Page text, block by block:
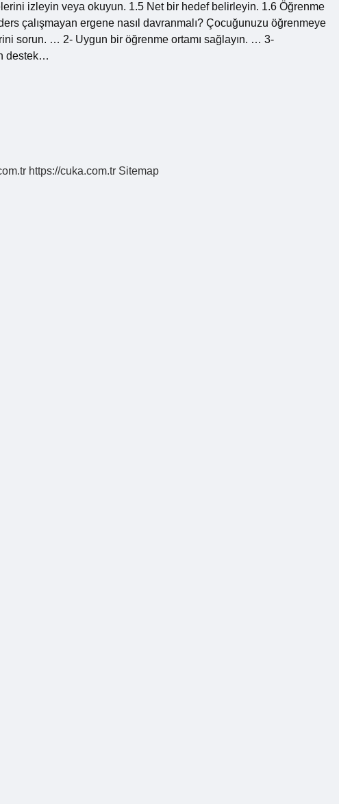
izleyin veya okuyun. 1.5 Net bir hedef belirleyin. 1.6 Öğrenme
çalışmayan ergene nasıl davranmalı? Çocuğunuzu öğrenmeye
sorun. … 2- Uygun bir öğrenme ortamı sağlayın. … 3-
destek…
https://cuka.com.tr Sitemap